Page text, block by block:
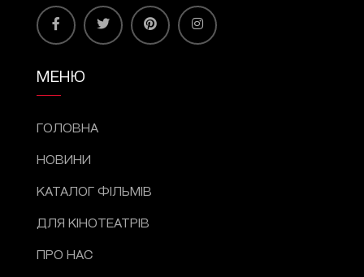
МЕНЮ
ГОЛОВНА
НОВИНИ
КАТАЛОГ ФІЛЬМІВ
ДЛЯ КІНОТЕАТРІВ
ПРО НАС